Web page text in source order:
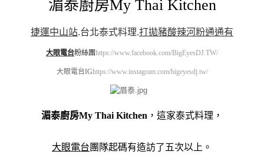
湄泰廚房My Thai Kitchen
捷運中山站.台北泰式料理.打拋豬酸辣河粉通通有
大眼電台粉絲團https://www.facebook.com/BigEyesDJ.TW/
大眼電台IGhttps://www.instagram.com/bigeyesdj.tw/
湄泰廚房My Thai Kitchen ，這家泰式料理，
大眼電台 團隊起碼有造訪了五次以上。